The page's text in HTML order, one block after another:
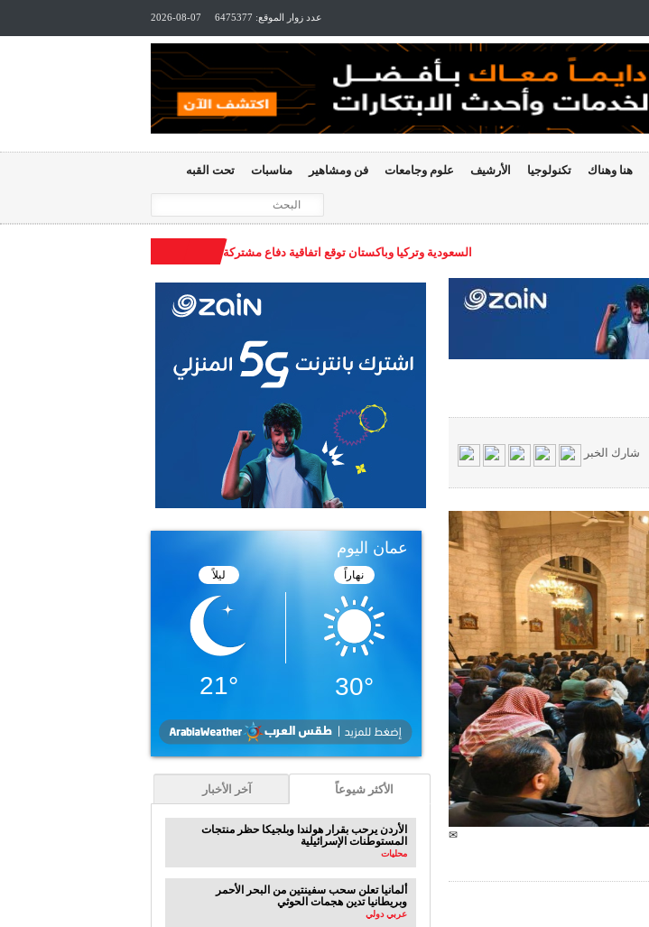
2026-08-07 عدد زوار الموقع: 6475377
هنا وهناك تكنولوجيا الأرشيف علوم وجامعات فن ومشاهير مناسبات تحت القبه
السعودية وتركيا وباكستان توقع اتفاقية دفاع مشتركة
شارك الخبر
✉
الأكثر شيوعاً آخر الأخبار
الأردن يرحب بقرار هولندا وبلجيكا حظر منتجات
المستوطنات الإسرائيلية
محليات
ألمانيا تعلن سحب سفينتين من البحر الأحمر
وبريطانيا تدين هجمات الحوثي
عربي دولي